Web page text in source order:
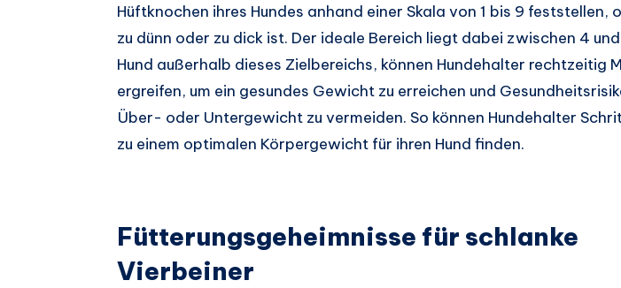
Hüftknochen ihres Hundes anhand einer Skala von 1 bis 9 feststellen,
zu dünn oder zu dick ist. Der ideale Bereich liegt dabei zwischen 4
Hund außerhalb dieses Zielbereichs, können Hundehalter rechtzeitig
ergreifen, um ein gesundes Gewicht zu erreichen und
Über- oder Untergewicht zu vermeiden. So können Hundehalter
zu einem optimalen Körpergewicht für ihren Hund finden.
Fütterungsgeheimnisse für schlanke
Vierbeiner